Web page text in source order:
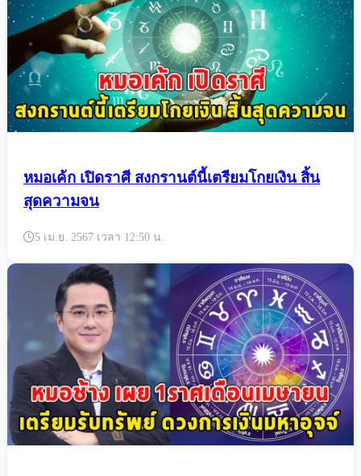
อ.โอเล่ เตือน สงกรานต์ปีนี้สิ่งที่ต้องระวัง
5 เม.ย. 2567 เวลา 15:03 น.
หมอเค้ก เปิดราศี สงกรานต์นี้เตรียมโกยเงิน สิ้น
สุดความจน
5 เม.ย. 2567 เวลา 12:50 น.